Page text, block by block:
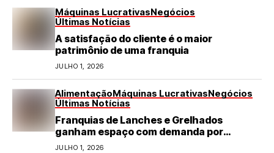
Máquinas LucrativasNegócios
Últimas Notícias
A satisfação do cliente é o maior
patrimônio de uma franquia
JULHO 1, 2026
AlimentaçãoMáquinas LucrativasNegócios
Últimas Notícias
Franquias de Lanches e Grelhados
ganham espaço com demanda por
refeições rápidas e de qualidade
JULHO 1, 2026